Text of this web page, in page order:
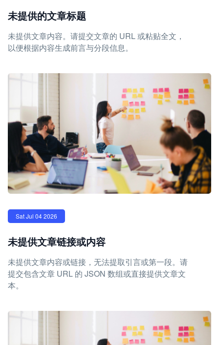
未提供的文章标题
未提供文章内容。请提交文章的 URL 或粘贴全文，
以便根据内容生成前言与分段信息。
Sat Jul 04 2026
未提供文章链接或内容
未提供文章内容或链接，无法提取引言或第一段。请
提交包含文章 URL 的 JSON 数组或直接提供文章文
本。